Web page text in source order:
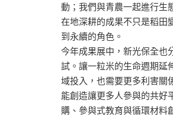
動；我們與青農一起進行生
在地深耕的成果不只是稻田
到永續的角色。
今年成果展中，新光保全也
試。讓一粒米的生命週期延
域投入，也需要更多利害關
能創造讓更多人參與的共好
購、參與式教育與循環材料